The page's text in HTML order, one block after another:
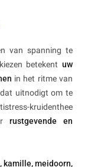
van spanning te
kiezen betekentuw
in het ritme van
uitnodigt om te
kruidenthee
rustgevende en
kamille, meidoorn,